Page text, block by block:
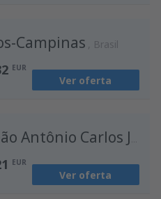
Sá Carneiro (OPO)
Campinas Brasil
EUR
Ver oferta
EUR
Ver oferta